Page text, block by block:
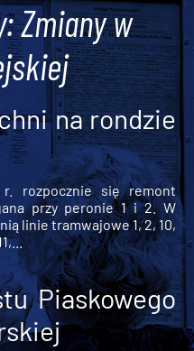
Zmiany w
na rondzie
rozpocznie się remont
przy peronie 1 i 2. W
linie tramwajowe 1, 2, 10,
Piaskowego